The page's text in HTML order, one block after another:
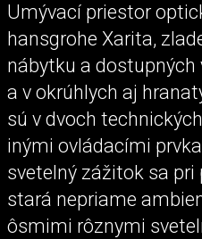
Umývací priestor
hansgrohe Xarita,
nábytku a
a v okrúhlych aj
sú v dvoch
inými ovládacími
svetelný zážitok sa pri
stará nepriame
ôsmimi rôznymi